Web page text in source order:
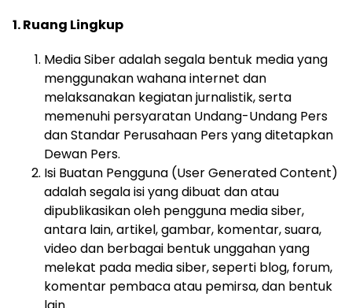
1. Ruang Lingkup
Media Siber adalah segala bentuk media yang
menggunakan wahana internet dan
melaksanakan kegiatan jurnalistik, serta
memenuhi persyaratan Undang-Undang Pers
dan Standar Perusahaan Pers yang ditetapkan
Dewan Pers.
Isi Buatan Pengguna (User Generated Content)
adalah segala isi yang dibuat dan atau
dipublikasikan oleh pengguna media siber,
antara lain, artikel, gambar, komentar, suara,
video dan berbagai bentuk unggahan yang
melekat pada media siber, seperti blog, forum,
komentar pembaca atau pemirsa, dan bentuk